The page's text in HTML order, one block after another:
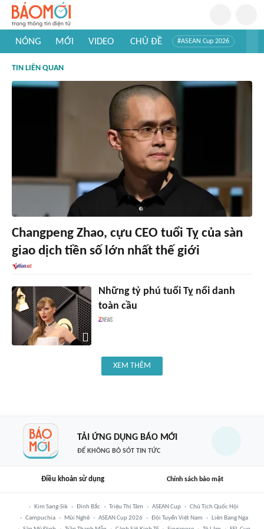
NÓNG MỚI VIDEO CHỦ ĐỀ #ASEAN Cup 2026
#Khám phá thế giới
TIN LIÊN QUAN
Changpeng Zhao, cựu CEO tuổi Tỵ của sàn
giao dịch tiền số lớn nhất thế giới
Những tỷ phú tuổi Tỵ nổi danh
toàn cầu
XEM THÊM
TẢI ỨNG DỤNG BÁO MỚI
ĐỂ KHÔNG BỎ SÓT TIN TỨC
Điều khoản sử dụng Chính sách bảo mật
Kim Sang-Sik Đình Bắc Triệu Thị Tâm ASEAN Cup
Chủ Tịch Quốc Hội
Campuchia
Mũi Nghê ASEAN Cup 2026 Đội Tuyển Việt Nam
Liên Bang Nga